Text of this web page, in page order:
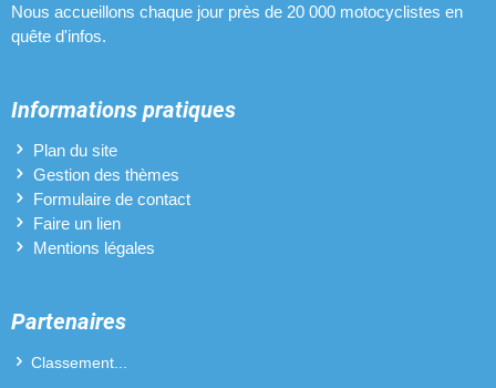
Nous accueillons chaque jour près de 20 000 motocyclistes en
quête d'infos.
Informations pratiques
Plan du site
Gestion des thèmes
Formulaire de contact
Faire un lien
Mentions légales
Partenaires
Classement...